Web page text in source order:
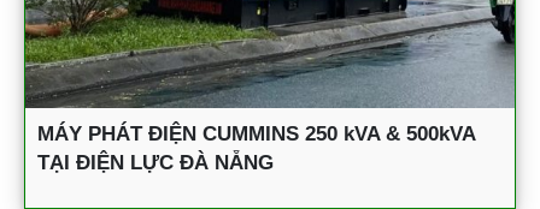
MÁY PHÁT ĐIỆN CUMMINS 250 kVA & 500kVA
TẠI ĐIỆN LỰC ĐÀ NẴNG